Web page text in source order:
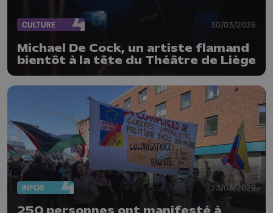
CULTURE 30/03/2026
Michael De Cock, un artiste flamand
bientôt à la tête du Théâtre de Liège
INFOS 23/03/2026